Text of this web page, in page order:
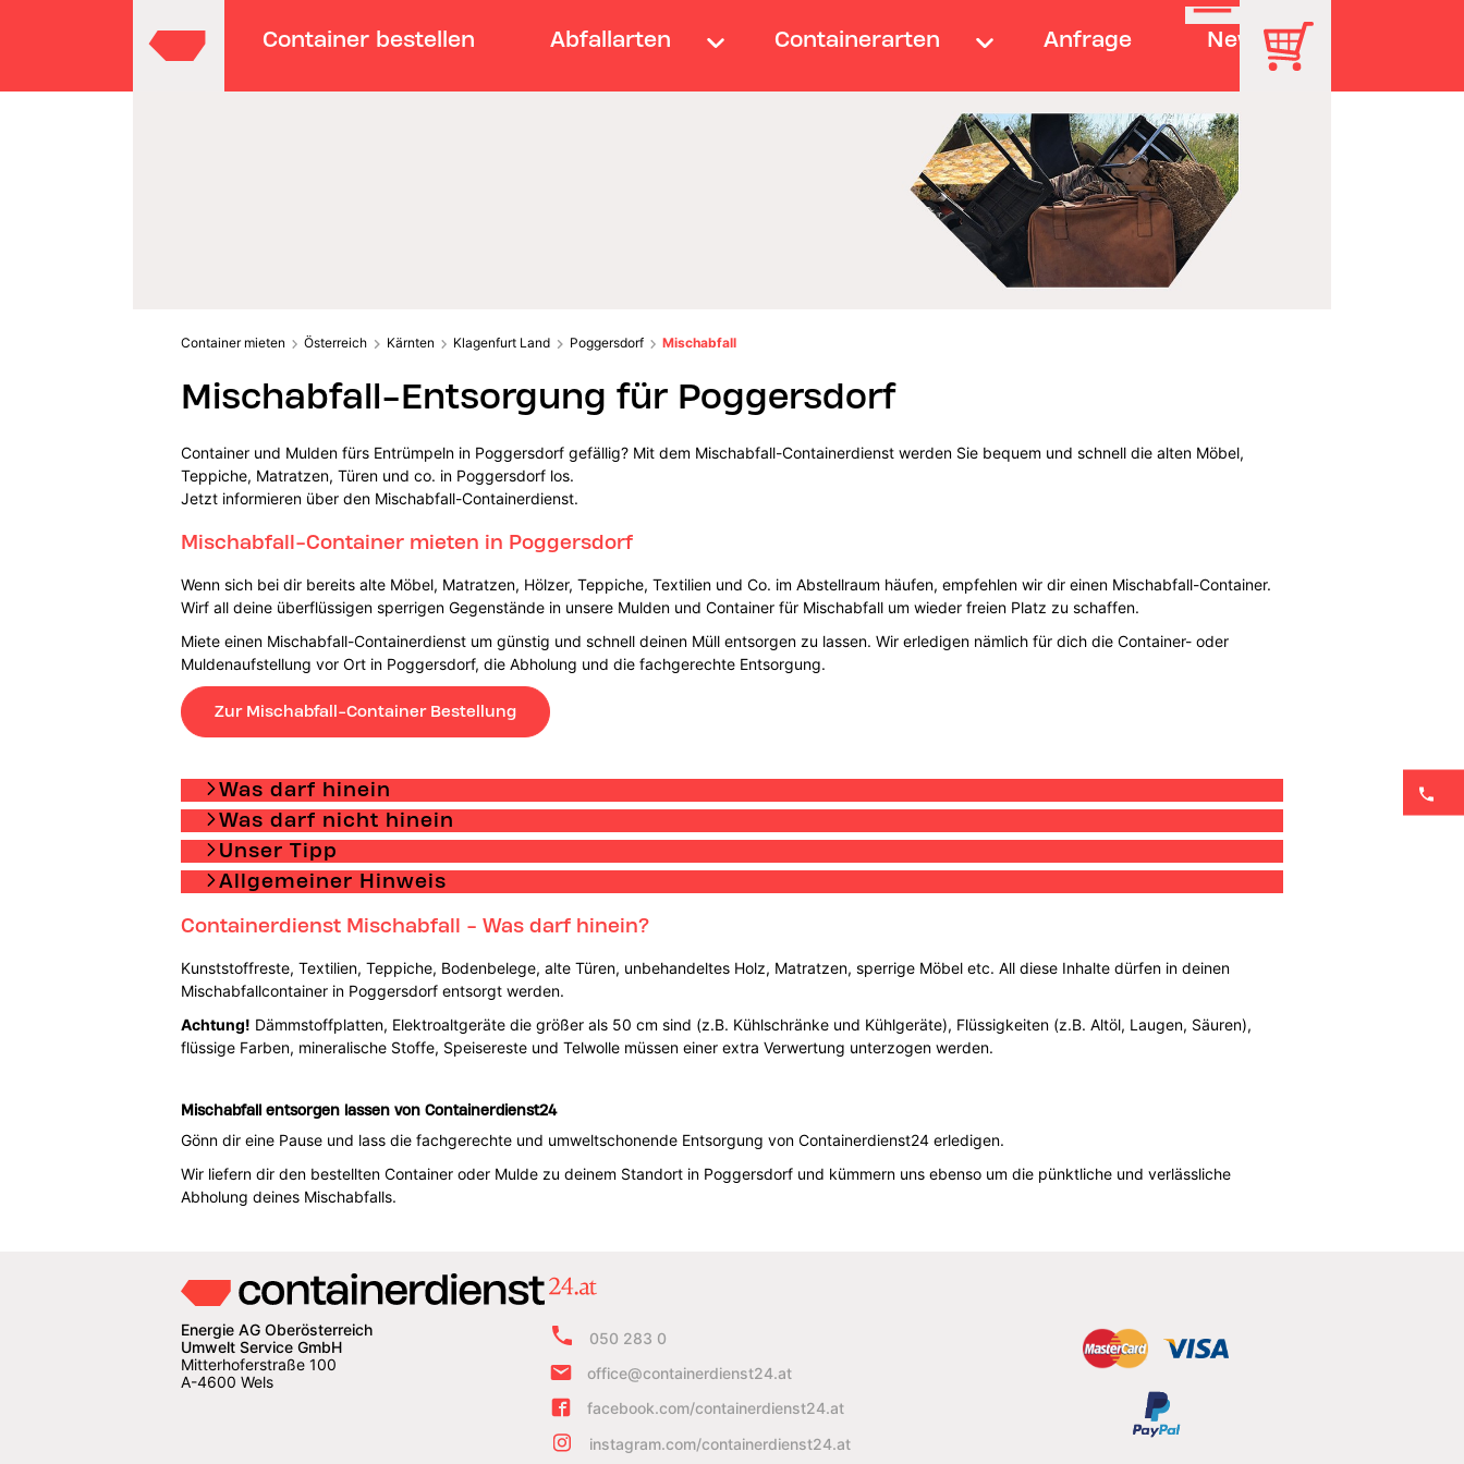
Container bestellen Abfallarten Containerarten Anfrage News
Container mieten Österreich Kärnten Klagenfurt Land Poggersdorf Mischabfall
Mischabfall-Entsorgung für Poggersdorf
Container und Mulden fürs Entrümpeln in Poggersdorf gefällig? Mit dem Mischabfall-Containerdienst werden Sie bequem und schnell die alten Möbel,
Teppiche, Matratzen, Türen und co. in Poggersdorf los.
Jetzt informieren über den Mischabfall-Containerdienst.
Mischabfall-Container mieten in Poggersdorf
Wenn sich bei dir bereits alte Möbel, Matratzen, Hölzer, Teppiche, Textilien und Co. im Abstellraum häufen, empfehlen wir dir einen Mischabfall-Container.
Wirf all deine überflüssigen sperrigen Gegenstände in unsere Mulden und Container für Mischabfall um wieder freien Platz zu schaffen.
Miete einen Mischabfall-Containerdienst um günstig und schnell deinen Müll entsorgen zu lassen. Wir erledigen nämlich für dich die Container- oder
Muldenaufstellung vor Ort in Poggersdorf, die Abholung und die fachgerechte Entsorgung.
Zur Mischabfall-Container Bestellung
Was darf hinein
Was darf nicht hinein
Unser Tipp
Allgemeiner Hinweis
Containerdienst Mischabfall - Was darf hinein?
Kunststoffreste, Textilien, Teppiche, Bodenbelege, alte Türen, unbehandeltes Holz, Matratzen, sperrige Möbel etc. All diese Inhalte dürfen in deinen
Mischabfallcontainer in Poggersdorf entsorgt werden.
Achtung! Dämmstoffplatten, Elektroaltgeräte die größer als 50 cm sind (z.B. Kühlschränke und Kühlgeräte), Flüssigkeiten (z.B. Altöl, Laugen, Säuren),
flüssige Farben, mineralische Stoffe, Speisereste und Telwolle müssen einer extra Verwertung unterzogen werden.
Mischabfall entsorgen lassen von Containerdienst24
Gönn dir eine Pause und lass die fachgerechte und umweltschonende Entsorgung von Containerdienst24 erledigen.
Wir liefern dir den bestellten Container oder Mulde zu deinem Standort in Poggersdorf und kümmern uns ebenso um die pünktliche und verlässliche
Abholung deines Mischabfalls.
Energie AG Oberösterreich
Umwelt Service GmbH
Mitterhoferstraße 100
A-4600 Wels
050 283 0
office@containerdienst24.at
facebook.com/containerdienst24.at
instagram.com/containerdienst24.at